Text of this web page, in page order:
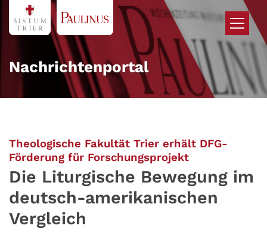
Zum Inhalt springen
Nachrichtenportal
Theologische Fakultät Trier erhält DFG-
Förderung für Forschungsprojekt:
Die Liturgische Bewegung im
deutsch-amerikanischen
Vergleich